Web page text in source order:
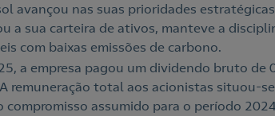
avançou nas suas prioridades
a sua carteira de ativos, manteve a
com baixas emissões de carbono.
a empresa pagou um dividendo bruto de
remuneração total aos acionistas situou-
compromisso assumido para o período